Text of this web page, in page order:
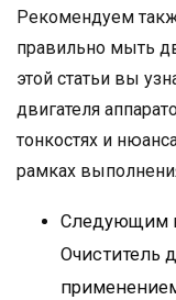
Рекомендуем
правильно мыть
этой статьи вы
двигателя
тонкостях и
рамках
Следующим в
Очиститель